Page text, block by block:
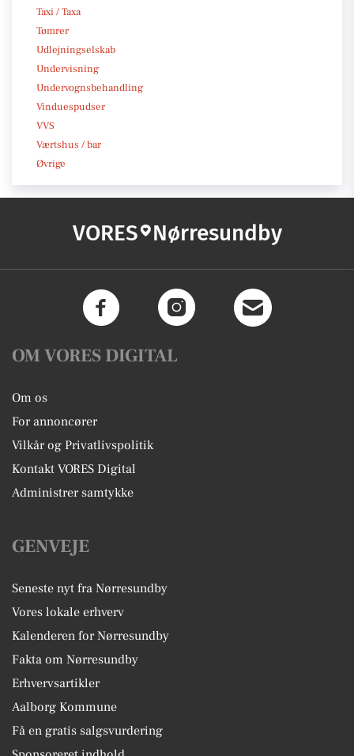
Taxi / Taxa
Tømrer
Udlejningselskab
Undervisning
Undervognsbehandling
Vinduespudser
VVS
Værtshus / bar
Øvrige
VORES Nørresundby
OM VORES DIGITAL
Om os
For annoncører
Vilkår og Privatlivspolitik
Kontakt VORES Digital
Administrer samtykke
GENVEJE
Seneste nyt fra Nørresundby
Vores lokale erhverv
Kalenderen for Nørresundby
Fakta om Nørresundby
Erhvervsartikler
Aalborg Kommune
Få en gratis salgsvurdering